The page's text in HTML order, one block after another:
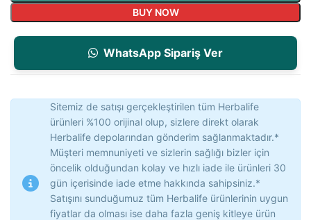
BUY NOW
WhatsApp Sipariş Ver
Sitemiz de satışı gerçekleştirilen tüm Herbalife
ürünleri %100 orijinal olup, sizlere direkt olarak
Herbalife depolarından gönderim sağlanmaktadır.*
Müşteri memnuniyeti ve sizlerin sağlığı bizler için
öncelik olduğundan kolay ve hızlı iade ile ürünleri 30
gün içerisinde iade etme hakkında sahipsiniz.*
Satışını sunduğumuz tüm Herbalife ürünlerinin uygun
fiyatlar da olması ise daha fazla geniş kitleye ürün